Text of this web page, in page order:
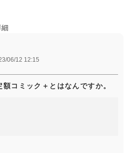
細
06/12 12:15
コミック＋とはなんですか。